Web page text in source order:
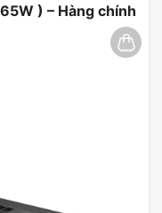
) – Hàng chính